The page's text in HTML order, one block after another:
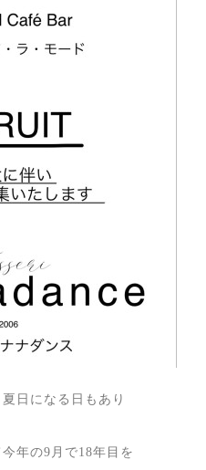
日になる日もあり
年の9 月で18年目を